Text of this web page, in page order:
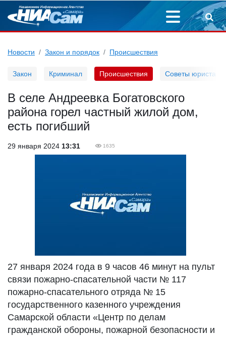
Новости Закон и порядок Происшествия
Закон Криминал Происшествия Советы юриста
В селе Андреевка Богатовского
района горел частный жилой дом,
есть погибший
29 января 2024 13:31 1635
27 января 2024 года в 9 часов 46 минут на пульт
связи пожарно-спасательной части № 117
пожарно-спасательного отряда № 15
государственного казенного учреждения
Самарской области «Центр по делам
гражданской обороны, пожарной безопасности и